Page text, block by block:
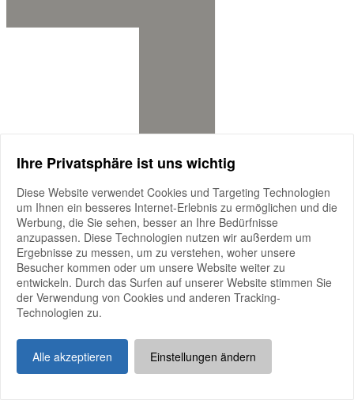
Ihre Privatsphäre ist uns wichtig
Diese Website verwendet Cookies und Targeting Technologien
um Ihnen ein besseres Internet-Erlebnis zu ermöglichen und die
Werbung, die Sie sehen, besser an Ihre Bedürfnisse
anzupassen. Diese Technologien nutzen wir außerdem um
Ergebnisse zu messen, um zu verstehen, woher unsere
Besucher kommen oder um unsere Website weiter zu
entwickeln. Durch das Surfen auf unserer Website stimmen Sie
der Verwendung von Cookies und anderen Tracking-
Technologien zu.
Alle akzeptieren Einstellungen ändern